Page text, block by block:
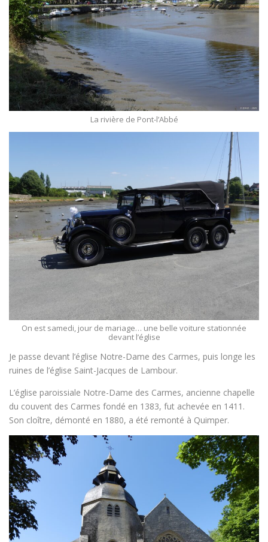
La rivière de Pont-l’Abbé
On est samedi, jour de mariage… une belle voiture stationnée
devant l’église
Je passe devant l’église Notre-Dame des Carmes, puis longe les
ruines de l’église Saint-Jacques de Lambour.
L’église paroissiale Notre-Dame des Carmes, ancienne chapelle
du couvent des Carmes fondé en 1383, fut achevée en 1411.
Son cloître, démonté en 1880, a été remonté à Quimper.